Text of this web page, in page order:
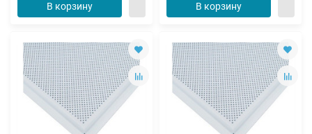
В корзину В корзину